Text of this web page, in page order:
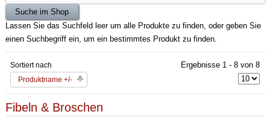
Lassen Sie das Suchfeld leer um alle Produkte zu finden, oder geben Sie
einen Suchbegriff ein, um ein bestimmtes Produkt zu finden.
Sortiert nach
Produktname +/-
Ergebnisse 1 - 8 von 8
Fibeln & Broschen